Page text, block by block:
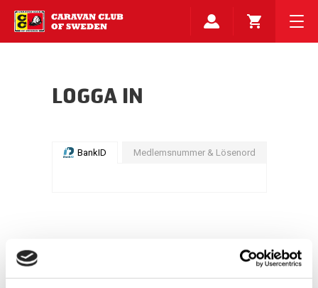
LOGGA IN
BankID Medlemsnummer & Lösenord